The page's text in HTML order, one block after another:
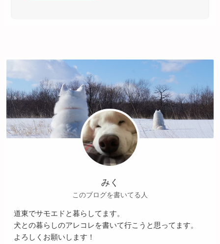
みく
このブログを書いてる人
道東でサモエドと暮らしてます。
犬との暮らしのアレコレを書いて行こうと思ってます。
よろしくお願いします！